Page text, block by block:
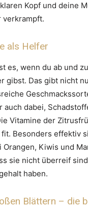
Kopf und deine
verkrampft.
als Helfer
es, wenn du ab und
gibst. Das gibt nicht
auch dabei,
Vitamine der
Besonders effektiv
Orangen, Kiwis und
sie nicht überreif
haben.
Blättern – die